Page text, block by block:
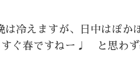
冷えますが、日中はぽか
すぐ春ですねー♩ と思わ